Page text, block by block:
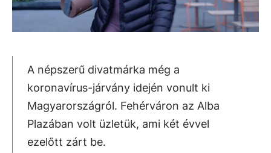
A népszerű divatmárka még a
koronavírus-járvány idején vonult ki
Magyarországról. Fehérváron az Alba
Plazában volt üzletük, ami két évvel
ezelőtt zárt be.